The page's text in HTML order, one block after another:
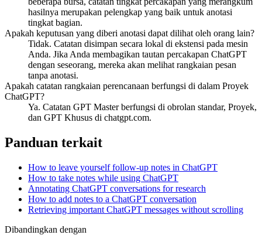
hasilnya merupakan pelengkap yang baik untuk anotasi
tingkat bagian.
Apakah keputusan yang diberi anotasi dapat dilihat oleh orang lain?
Tidak. Catatan disimpan secara lokal di ekstensi pada mesin
Anda. Jika Anda membagikan tautan percakapan ChatGPT
dengan seseorang, mereka akan melihat rangkaian pesan
tanpa anotasi.
Apakah catatan rangkaian perencanaan berfungsi di dalam Proyek
ChatGPT?
Ya. Catatan GPT Master berfungsi di obrolan standar, Proyek,
dan GPT Khusus di chatgpt.com.
Panduan terkait
How to leave yourself follow-up notes in ChatGPT
How to take notes while using ChatGPT
Annotating ChatGPT conversations for research
How to add notes to a ChatGPT conversation
Retrieving important ChatGPT messages without scrolling
Dibandingkan dengan